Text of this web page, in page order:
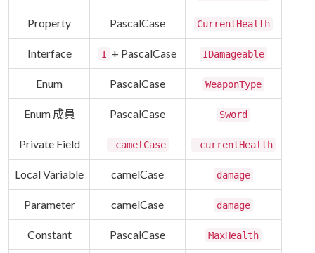
Property PascalCase CurrentHealth
Interface I + PascalCase IDamageable
Enum PascalCase WeaponType
Enum 成員 PascalCase Sword
Private Field _camelCase _currentHealth
Local Variable camelCase damage
Parameter camelCase damage
Constant PascalCase MaxHealth